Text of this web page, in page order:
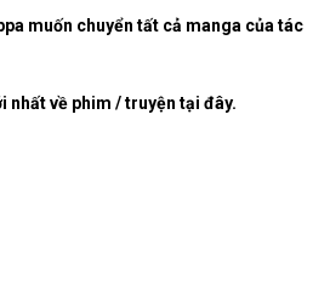
muốn chuyển tất cả manga của tác
nhất về phim / truyện tại đây.